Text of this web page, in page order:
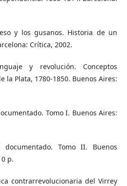
y los gusanos. Historia de un
Crítica, 2002.
y revolución. Conceptos
la Plata, 1780-1850. Buenos Aires:
Tomo I. Buenos Aires:
documentado. Tomo II. Buenos
p.
contrarrevolucionaria del Virrey